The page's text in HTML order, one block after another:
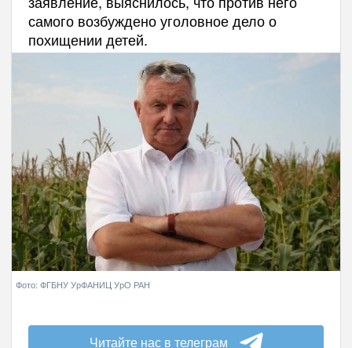
самого возбуждено уголовное дело о
похищении детей.
Фото: ФГБНУ УрФАНИЦ УрО РАН
Читайте нас в телеграм